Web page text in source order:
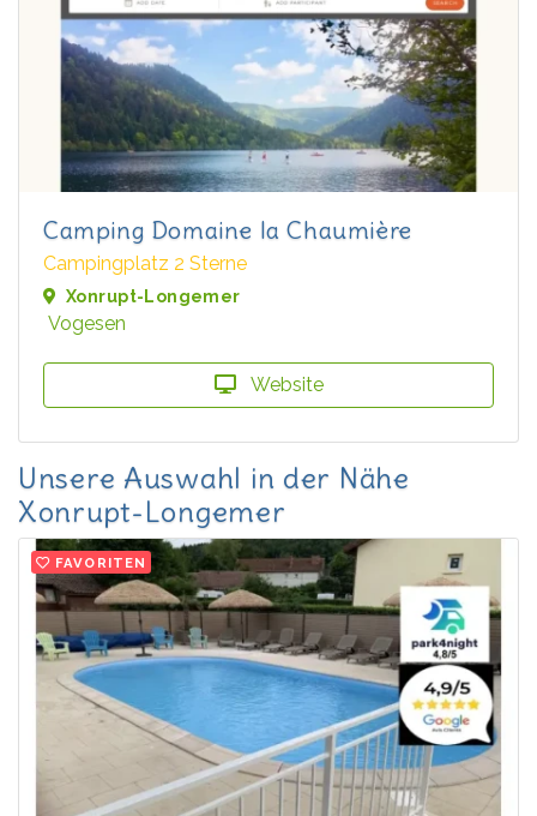
Camping Domaine la Chaumière
Campingplatz 2 Sterne
Xonrupt-Longemer
Vogesen
Website
Unsere Auswahl in der Nähe
Xonrupt-Longemer
FAVORITEN